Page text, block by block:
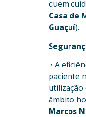
quem
Casa de
Guaçuí).
• A
paciente
utilização
âmbito
Marcos